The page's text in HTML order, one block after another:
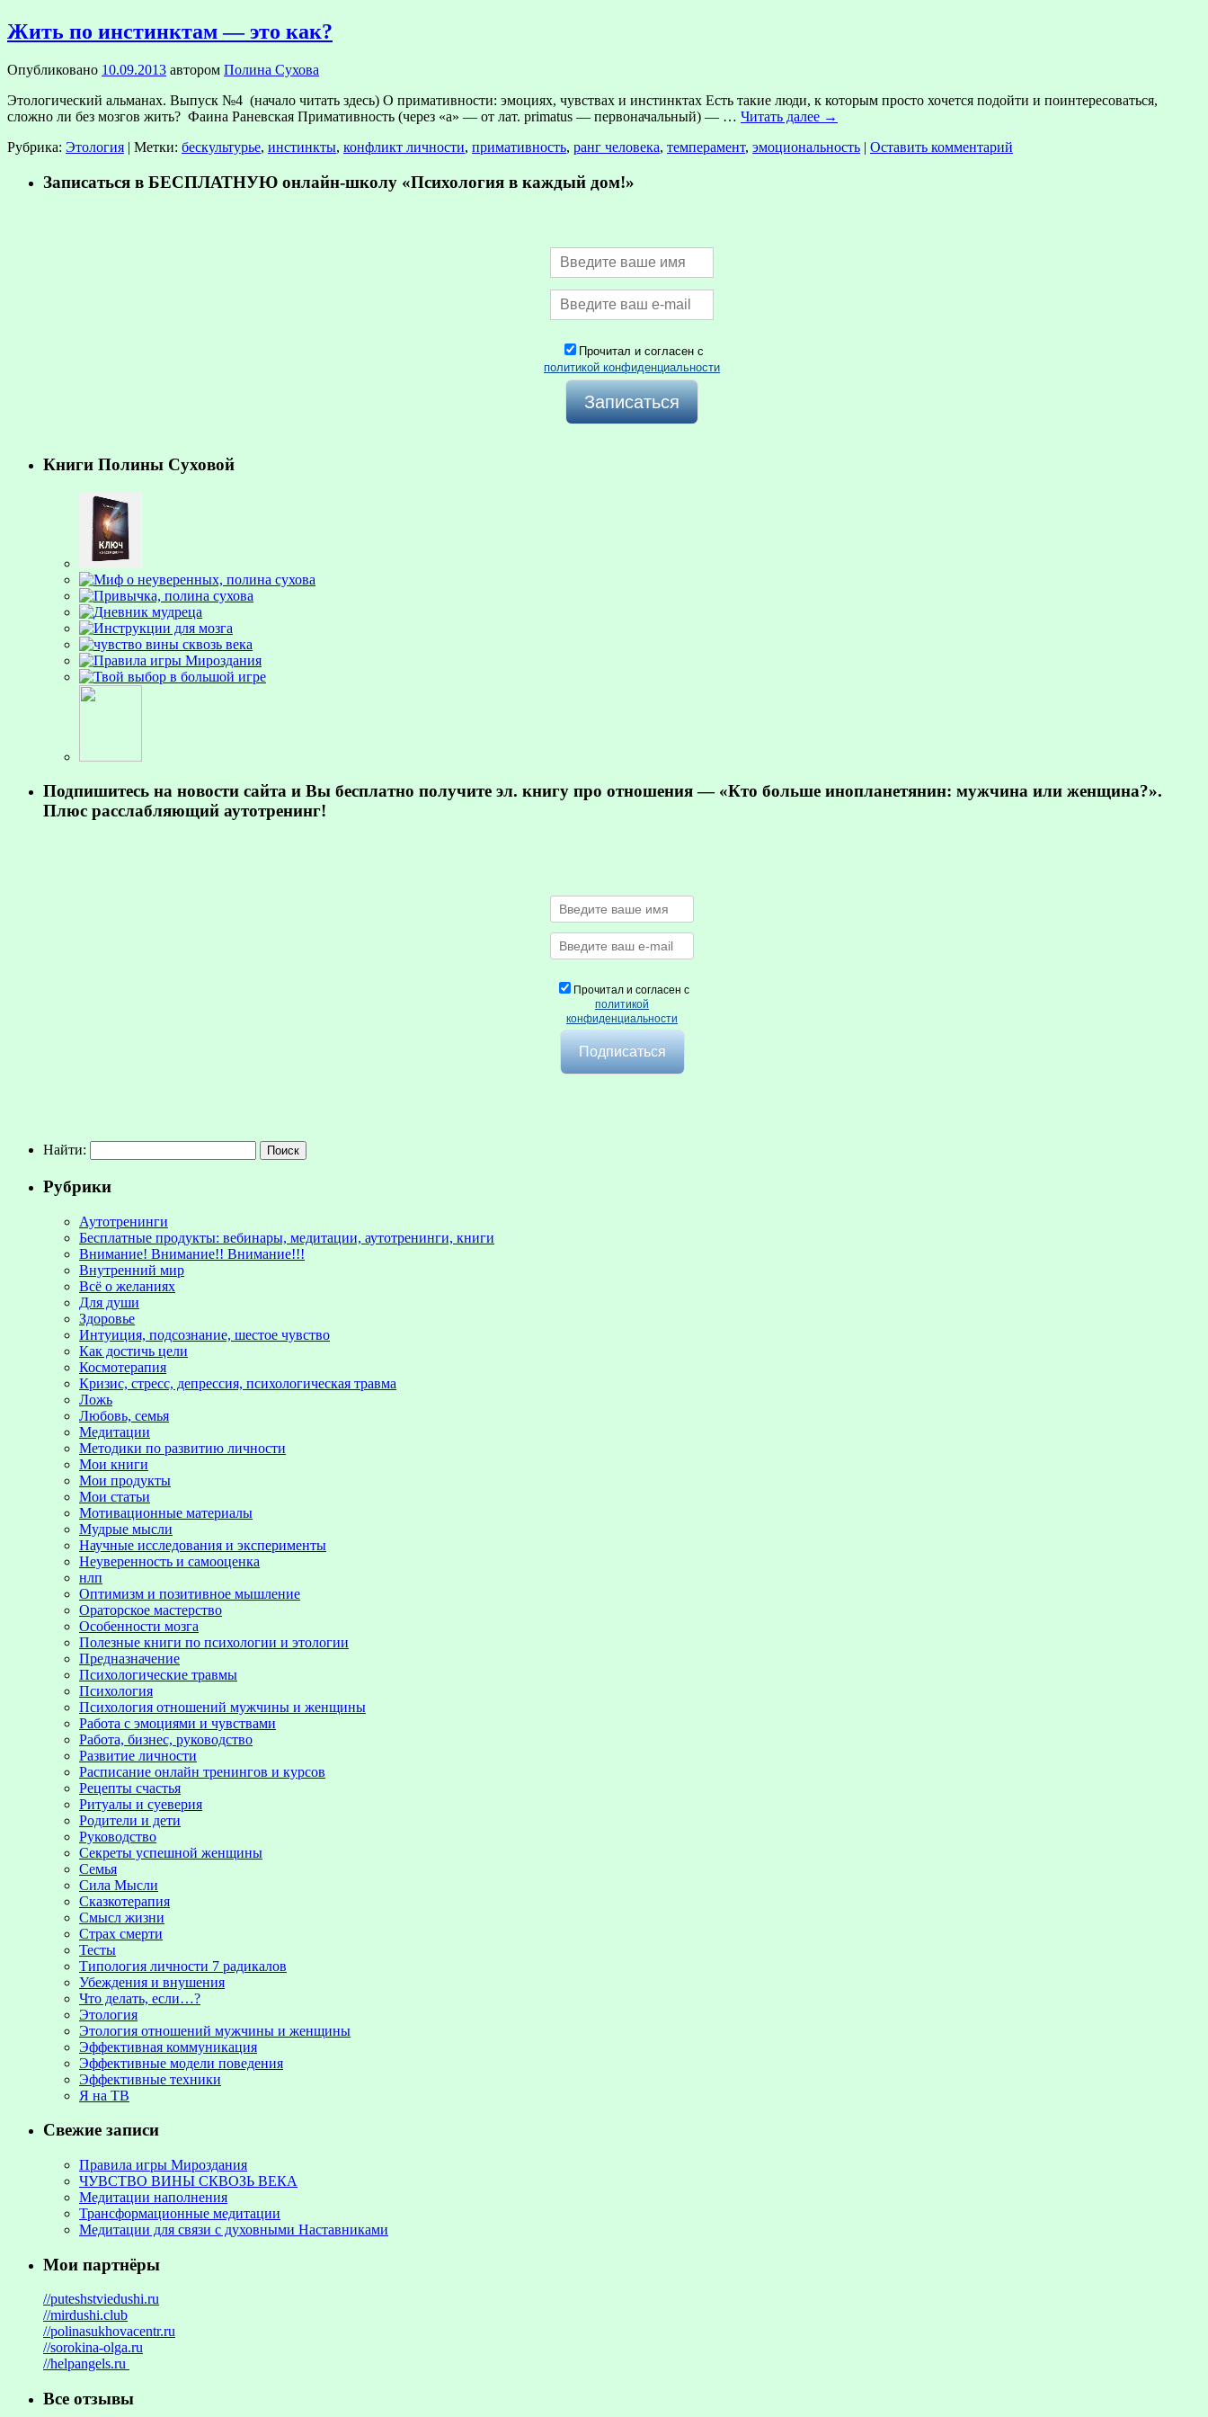
Жить по инстинктам — это как?
Опубликовано 10.09.2013 автором Полина Сухова
Этологический альманах. Выпуск №4 (начало читать здесь) О примативности: эмоциях, чувствах и инстинктах Есть такие люди, к которым просто хочется подойти и поинтересоваться,
сложно ли без мозгов жить? Фаина Раневская Примативность (через «а» — от лат. primatus — первоначальный) — … Читать далее →
Рубрика: Этология | Метки: бескультурье, инстинкты, конфликт личности, примативность, ранг человека, темперамент, эмоциональность | Оставить комментарий
Записаться в БЕСПЛАТНУЮ онлайн-школу «Психология в каждый дом!»
Прочитал и согласен с
политикой конфиденциальности
Книги Полины Суховой
Подпишитесь на новости сайта и Вы бесплатно получите эл. книгу про отношения — «Кто больше инопланетянин: мужчина или женщина?».
Плюс расслабляющий аутотренинг!
Прочитал и согласен с
политикой
конфиденциальности
Найти:
Рубрики
Аутотренинги
Бесплатные продукты: вебинары, медитации, аутотренинги, книги
Внимание! Внимание!! Внимание!!!
Внутренний мир
Всё о желаниях
Для души
Здоровье
Интуиция, подсознание, шестое чувство
Как достичь цели
Космотерапия
Кризис, стресс, депрессия, психологическая травма
Ложь
Любовь, семья
Медитации
Методики по развитию личности
Мои книги
Мои продукты
Мои статьи
Мотивационные материалы
Мудрые мысли
Научные исследования и эксперименты
Неуверенность и самооценка
нлп
Оптимизм и позитивное мышление
Ораторское мастерство
Особенности мозга
Полезные книги по психологии и этологии
Предназначение
Психологические травмы
Психология
Психология отношений мужчины и женщины
Работа с эмоциями и чувствами
Работа, бизнес, руководство
Развитие личности
Расписание онлайн тренингов и курсов
Рецепты счастья
Ритуалы и суеверия
Родители и дети
Руководство
Секреты успешной женщины
Семья
Сила Мысли
Сказкотерапия
Смысл жизни
Страх смерти
Тесты
Типология личности 7 радикалов
Убеждения и внушения
Что делать, если…?
Этология
Этология отношений мужчины и женщины
Эффективная коммуникация
Эффективные модели поведения
Эффективные техники
Я на ТВ
Свежие записи
Правила игры Мироздания
ЧУВСТВО ВИНЫ СКВОЗЬ ВЕКА
Медитации наполнения
Трансформационные медитации
Медитации для связи с духовными Наставниками
Мои партнёры
//puteshstviedushi.ru
//mirdushi.club
//polinasukhovacentr.ru
//sorokina-olga.ru
//helpangels.ru
Все отзывы